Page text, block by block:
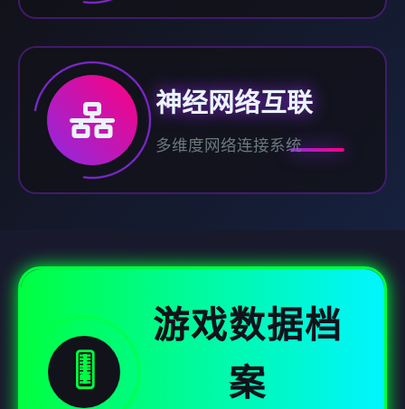
神经网络互联
多维度网络连接系统
🎚️
游戏数据档
案